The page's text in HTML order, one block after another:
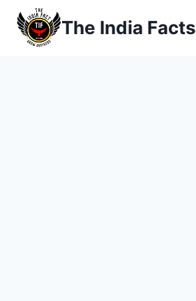
Skip
content
The India Facts